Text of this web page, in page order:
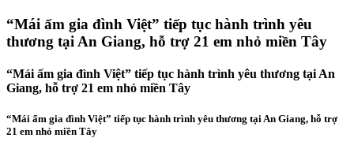
“Mái ấm gia đình Việt” tiếp tục hành trình yêu
thương tại An Giang, hỗ trợ 21 em nhỏ miền Tây
“Mái ấm gia đình Việt” tiếp tục hành trình yêu thương tại An
Giang, hỗ trợ 21 em nhỏ miền Tây
“Mái ấm gia đình Việt” tiếp tục hành trình yêu thương tại An Giang, hỗ trợ
21 em nhỏ miền Tây